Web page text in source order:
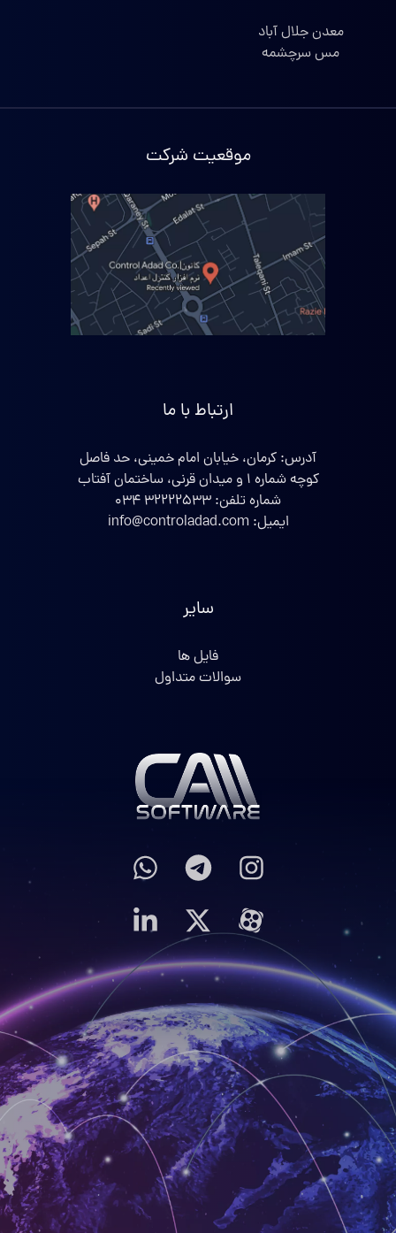
معدن جلال آباد
مس سرچشمه
موقعیت شرکت
ارتباط با ما
آدرس: کرمان، خیابان امام خمینی، حد فاصل
کوچه شماره ۱ و میدان قرنی، ساختمان آفتاب
شماره تلفن: ۰۳۴ ۳۲۲۲۲۵۳۳
ایمیل: info@controladad.com
سایر
فایل ها
سوالات متداول